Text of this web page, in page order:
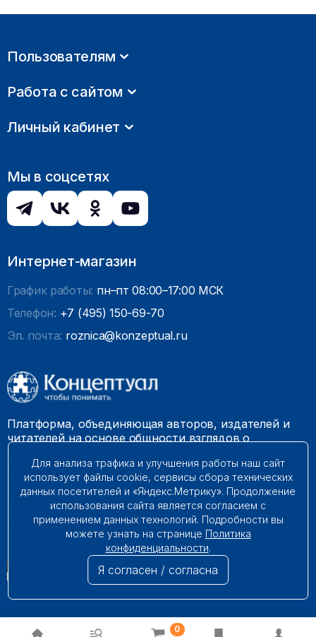
0
Пользователям
Работа с сайтом
Личный кабинет
Мы в соцсетях
Интернет-магазин
График работы: пн–пт 08:00–17:00 МСК
Телефон: +7 (495) 150-69-70
Эл. почта: roznica@konzeptual.ru
Платформа, объединяющая авторов, издателей и
читателей на основе общности взглядов о
гармоничного мироустройства. Наши книги можно
встретить на многих книготорговых площадках
России.
© 2009 – 2026. Все права защищены.
Для анализа трафика и улучшения работы наш сайт
использует файлы cookie, сервисы сбора технических
данных посетителей и «Яндекс.Метрику». Продолжение
использования сайта является согласием с
применением данных технологий. Подробности вы
можете узнать на странице Политика
конфиденциальности.
Я согласен / согласна